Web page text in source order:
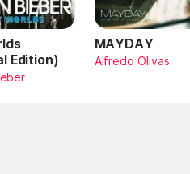
Edition)
MAYDAY
Alfredo Olivas